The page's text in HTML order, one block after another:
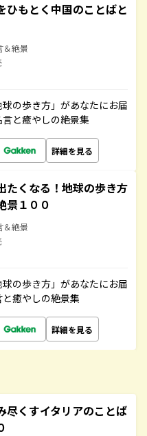
ひもとく中国のことばと
＆絶景
の歩き方」があなたにお届
と癒やしの絶景集
詳細を見る
たくなる！地球の歩き方
景１００
＆絶景
の歩き方」があなたにお届
癒やしの絶景集
詳細を見る
尽くすイタリアのことば